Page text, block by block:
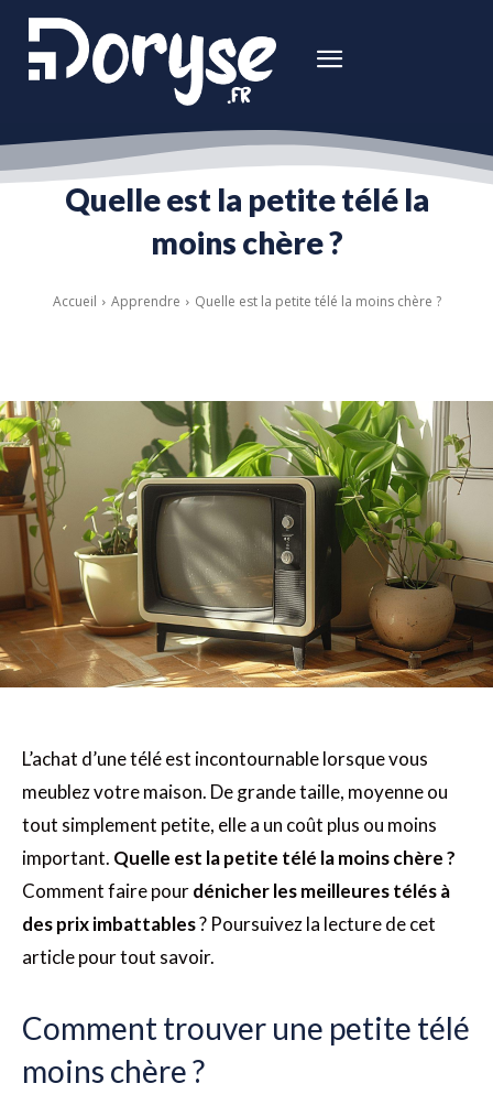
Quelle est la petite télé la
moins chère ?
Accueil Apprendre Quelle est la petite télé la moins chère ?
L’achat d’une télé est incontournable lorsque vous
meublez votre maison. De grande taille, moyenne ou
tout simplement petite, elle a un coût plus ou moins
important. Quelle est la petite télé la moins chère ?
Comment faire pourdénicher les meilleures télés à
des prix imbattables? Poursuivez la lecture de cet
article pour tout savoir.
Comment trouver une petite télé
moins chère ?